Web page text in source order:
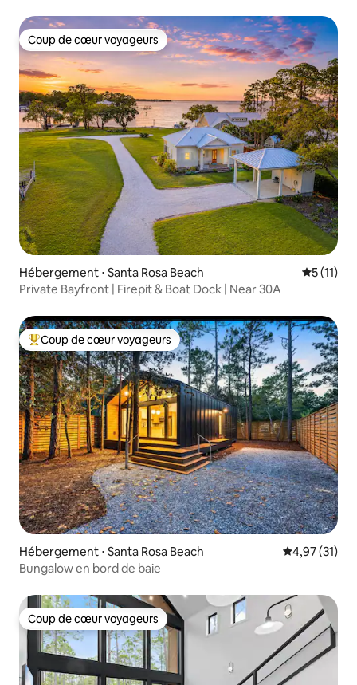
Coup de cœur voyageurs
Coup de cœur voyageurs
Hébergement ⋅ Santa Rosa Beach
5 (11)
Private Bayfront | Firepit & Boat Dock | Near 30A
Coups de cœur voyageurs les plus appréciés
Coup de cœur voyageurs
Hébergement ⋅ Santa Rosa Beach Évaluation
4,97 (31)
Bungalow en bord de baie
Coup de cœur voyageurs
Coup de cœur voyageurs